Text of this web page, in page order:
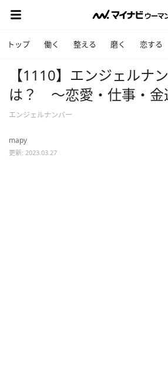
トップ 働く 整える 磨く 恋する
【1110】エンジェルナ
は？ ～恋愛・仕事・金
エンジェルナンバー
mapy
更新: 2023.03.27